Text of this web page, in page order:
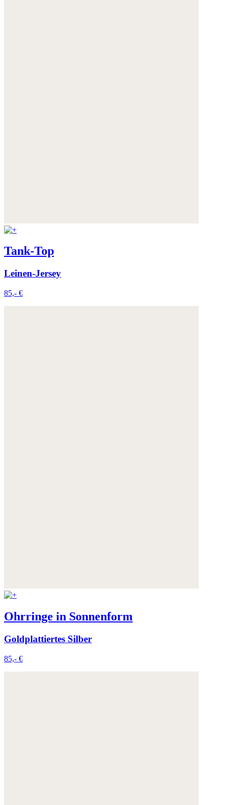
Tank-Top
Leinen-Jersey
85,- €
Ohrringe in Sonnenform
Goldplattiertes Silber
85,- €